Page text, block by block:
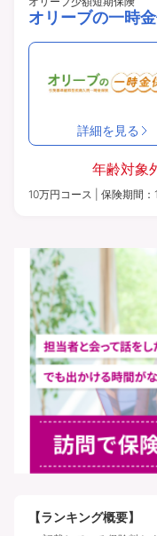
オリーブの一時
詳細を見る
年齢対象
10万円コース | 保険期間
【ランキング概要】